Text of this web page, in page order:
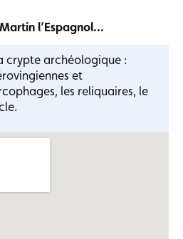
l’Espagnol…
crypte archéologique :
et
les reliquaires, le